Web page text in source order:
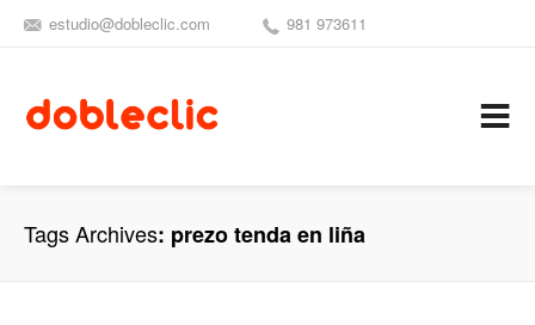
estudio@dobleclic.com 981 973611
Tags Archives prezo tenda en liña